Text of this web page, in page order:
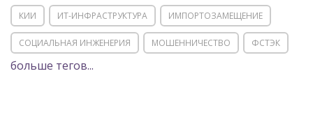
КИИ ИТ-ИНФРАСТРУКТУРА ИМПОРТОЗАМЕЩЕНИЕ
СОЦИАЛЬНАЯ ИНЖЕНЕРИЯ МОШЕННИЧЕСТВО ФСТЭК
POSITIVE TECHNOLOGIES
больше тегов...